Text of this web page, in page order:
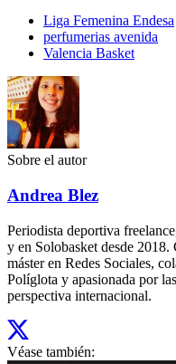
Liga Femenina Endesa
perfumerias avenida
Valencia Basket
Sobre el autor
Andrea Blez
Periodista deportiva
y en Solobasket desde
máster en Redes Sociales,
Políglota y apasionada por
perspectiva internacional.
Véase también: